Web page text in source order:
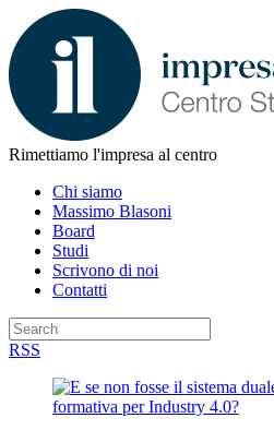
Rimettiamo l'impresa al centro
Chi siamo
Massimo Blasoni
Board
Studi
Scrivono di noi
Contatti
RSS